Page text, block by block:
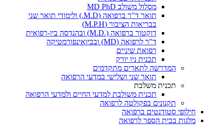
מסלול משולב MD PhD
תואר ד"ר ברפואה (M.D.) ולימודי תואר שני
בבריאות הציבור (M.P.H)
דוקטור ברפואה (.M.D) ובהנדסה ביו-רפואית
ד"ר לרפואה (MD) ובביואינפורמטיקה
רפואת שיניים
תכנית ניו יורק
המדרשה לתארים מתקדמים
תואר שני ושלישי במדעי הרפואה
תכנית משלבת
תכנית משולבת למדעי החיים ולמדעי הרפואה
תקנונים בפקולטה לרפואה
חילופי סטודנטים ברפואה
מלגות בבית הספר לרפואה